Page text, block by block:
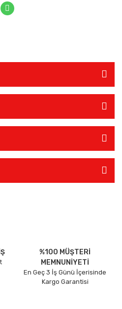
%100 MÜŞTERİ
MEMNUNİYETİ
En Geç 3 İş Günü İçerisinde
Kargo Garantisi